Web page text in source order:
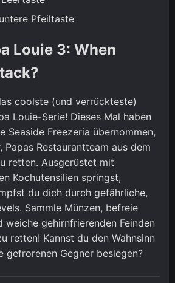
Pfeiltaste
Louie 3: When
coolste (und verrückteste)
Louie-Serie! Dieses Mal haben
Seaside Freezeria übernommen,
Papas Restaurantteam aus dem
retten. Ausgerüstet mit
Kochutensilien springst,
du dich durch gefährliche,
Sammle Münzen, befreie
weiche gehirnfrierenden Feinden
retten! Kannst du den Wahnsinn
gefrorenen Gegner besiegen?